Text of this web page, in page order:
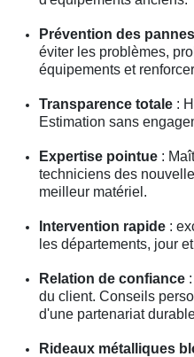
Prévention des pannes
éviter les problèmes,
équipements et
Transparence totale :
Estimation sans
Expertise pointue :
techniciens des
meilleur matériel.
Intervention rapide :
les départements, jour
Relation de confiance
du client. Conseils
d'une partenariat
Rideaux métalliques